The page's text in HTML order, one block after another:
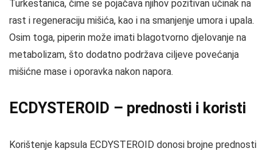
Turkestanica, čime se pojačava njihov pozitivan učinak na
rast i regeneraciju mišića, kao i na smanjenje umora i upala.
Osim toga, piperin može imati blagotvorno djelovanje na
metabolizam, što dodatno podržava ciljeve povećanja
mišićne mase i oporavka nakon napora.
ECDYSTEROID – prednosti i koristi
Korištenje kapsula ECDYSTEROID donosi brojne prednosti